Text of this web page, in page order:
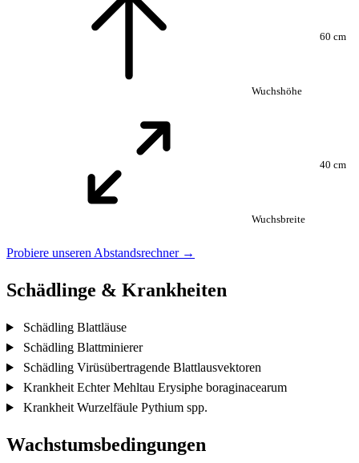
Wuchshöhe
60 cm
Wuchsbreite
40 cm
Probiere unseren Abstandsrechner →
Schädlinge & Krankheiten
Schädling Blattläuse
Schädling Blattminierer
Schädling Virüsübertragende Blattlausvektoren
Krankheit Echter Mehltau Erysiphe boraginacearum
Krankheit Wurzelfäule Pythium spp.
Wachstumsbedingungen